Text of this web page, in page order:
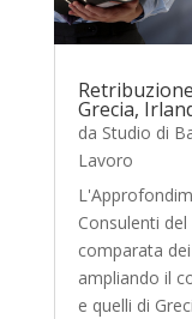
Grecia,
da Studio di
Lavoro
Consulenti
comparata
ampliando il
e quelli di